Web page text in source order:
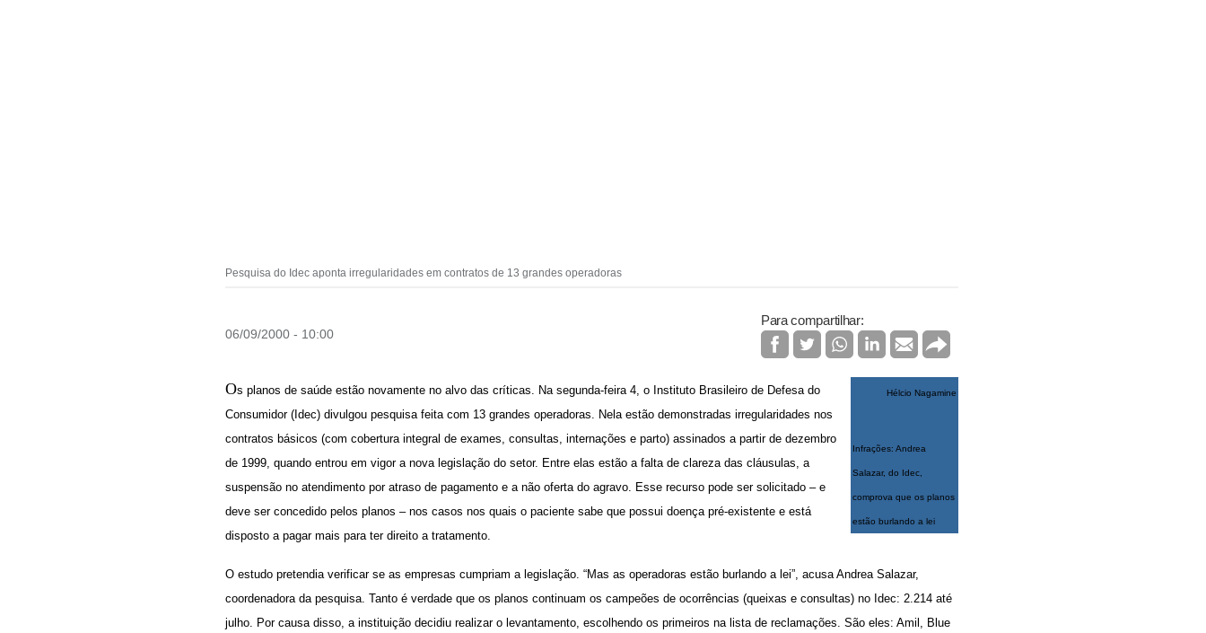
Pesquisa do Idec aponta irregularidades em contratos de 13 grandes operadoras
06/09/2000 - 10:00
Para compartilhar:
Hélcio Nagamine
Infrações: Andrea
Salazar, do Idec,
comprova que os planos
estão burlando a lei
Os planos de saúde estão novamente no alvo das críticas. Na segunda-feira 4, o Instituto Brasileiro de Defesa do
Consumidor (Idec) divulgou pesquisa feita com 13 grandes operadoras. Nela estão demonstradas irregularidades nos
contratos básicos (com cobertura integral de exames, consultas, internações e parto) assinados a partir de dezembro
de 1999, quando entrou em vigor a nova legislação do setor. Entre elas estão a falta de clareza das cláusulas, a
suspensão no atendimento por atraso de pagamento e a não oferta do agravo. Esse recurso pode ser solicitado – e
deve ser concedido pelos planos – nos casos nos quais o paciente sabe que possui doença pré-existente e está
disposto a pagar mais para ter direito a tratamento.
O estudo pretendia verificar se as empresas cumpriam a legislação. “Mas as operadoras estão burlando a lei”, acusa Andrea Salazar,
coordenadora da pesquisa. Tanto é verdade que os planos continuam os campeões de ocorrências (queixas e consultas) no Idec: 2.214 até
julho. Por causa disso, a instituição decidiu realizar o levantamento, escolhendo os primeiros na lista de reclamações. São eles: Amil, Blue